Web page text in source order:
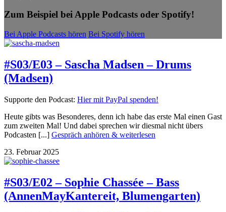
Zum Beispiel bei Apple Podcasts oder Spotify!
Bei Apple Podcasts hören Bei Spotify hören
#S03/E03 – Sascha Madsen – Drums
(Madsen)
Supporte den Podcast: Hier mit PayPal spenden!
Heute gibts was Besonderes, denn ich habe das erste Mal einen Gast
zum zweiten Mal! Und dabei sprechen wir diesmal nicht übers
Podcasten [...] Gespräch anhören & weiterlesen
23. Februar 2025
#S03/E02 – Sophie Chassée – Bass
(AnnenMayKantereit, Blumengarten)